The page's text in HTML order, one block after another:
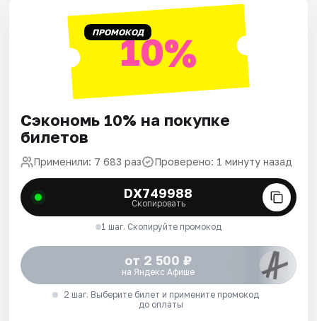
ПРОМОКОД10%
Сэкономь 10% на покупке
билетов
Применили: 7 683 раз Проверено: 1 минуту назад
DX749988
Скопировать
1 шаг. Скопируйте промокод
от 2 500 ₽
на Яндекс Афише
2 шаг. Выберите билет и примените промокод
до оплаты